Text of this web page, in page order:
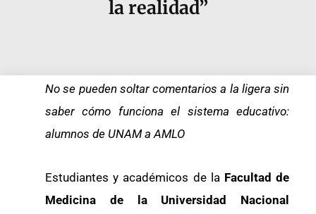
la realidad”
No se pueden soltar comentarios a la ligera sin
saber cómo funciona el sistema educativo:
alumnos de UNAM a AMLO
Estudiantes y académicos de la Facultad de
Medicina de la Universidad Nacional